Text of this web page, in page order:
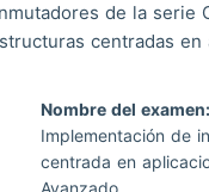
de la serie
centradas en
Nombre del examen:
Implementación de
centrada en
Avanzado